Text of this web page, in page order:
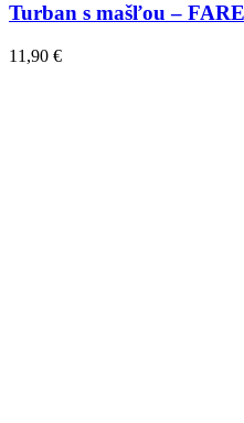
Turban s mašľou –
11,90 €